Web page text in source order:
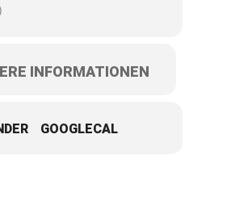
INFORMATIONEN
GOOGLECAL